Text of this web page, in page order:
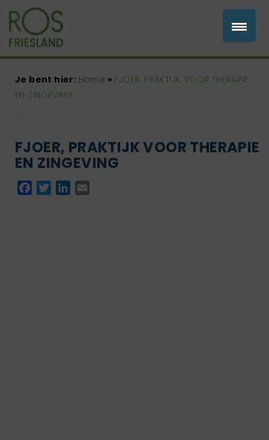
Je bent hier: Home » FJOER, PRAKTIJK VOOR THERAPIE
EN ZINGEVING
FJOER, PRAKTIJK VOOR THERAPIE
EN ZINGEVING
Facebook
TwitterLinkedIn